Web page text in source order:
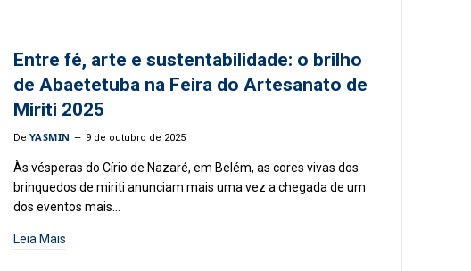
Entre fé, arte e sustentabilidade: o brilho
de Abaetetuba na Feira do Artesanato de
Miriti 2025
De YASMIN 9 de outubro de 2025
Às vésperas do Círio de Nazaré, em Belém, as cores vivas dos
brinquedos de miriti anunciam mais uma vez a chegada de um
dos eventos mais…
Leia Mais